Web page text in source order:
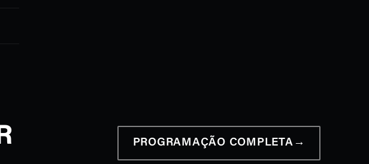
PROGRAMAÇÃO COMPLETA →